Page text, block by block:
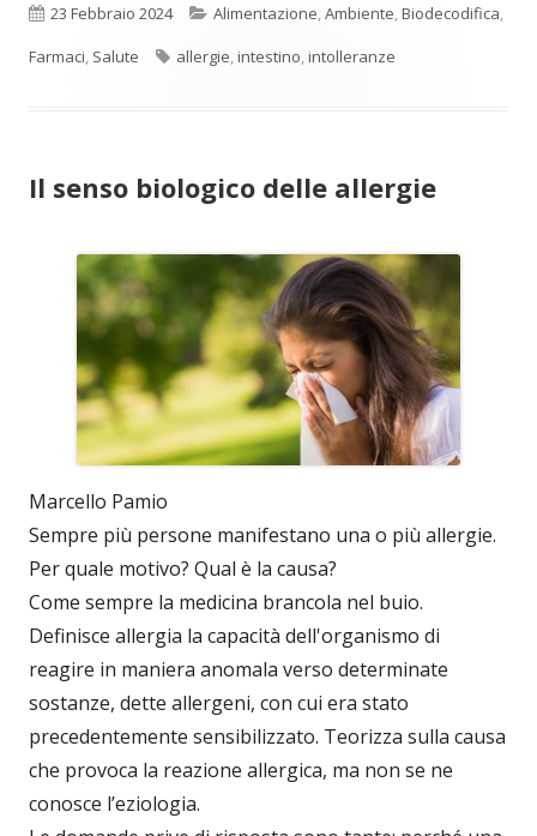
Pubblicato
23 Febbraio 2024 Categorie
Alimentazione,Ambiente,Biodecodifica,
Farmaci, Salute Tag
allergie,intestino,intolleranze
Il senso biologico delle allergie
Marcello Pamio
Sempre più persone manifestano una o più allergie.
Per quale motivo? Qual è la causa?
Come sempre la medicina brancola nel buio.
Definisce allergia la capacità dell'organismo di
reagire in maniera anomala verso determinate
sostanze, dette allergeni, con cui era stato
precedentemente sensibilizzato. Teorizza sulla causa
che provoca la reazione allergica, ma non se ne
conosce l’eziologia.